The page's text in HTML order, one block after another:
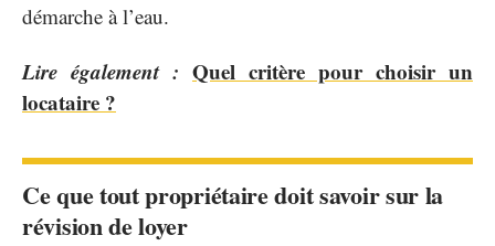
démarche à l’eau.
Lire également : Quel critère pour choisir un
locataire ?
Ce que tout propriétaire doit savoir sur la
révision de loyer